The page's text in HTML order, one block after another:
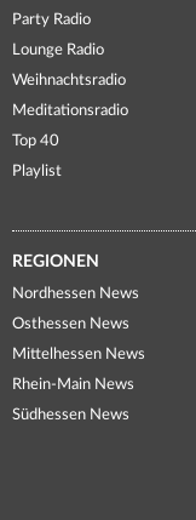
Party Radio
Lounge Radio
Weihnachtsradio
Meditationsradio
Top 40
Playlist
REGIONEN
Nordhessen News
Osthessen News
Mittelhessen News
Rhein-Main News
Südhessen News